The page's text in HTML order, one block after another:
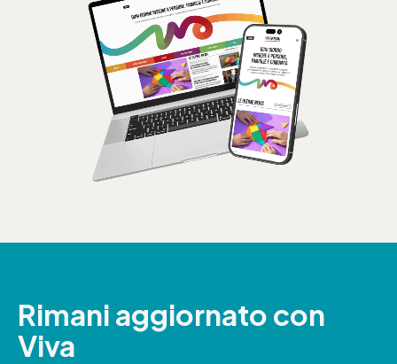
Rimani aggiornato con
Viva